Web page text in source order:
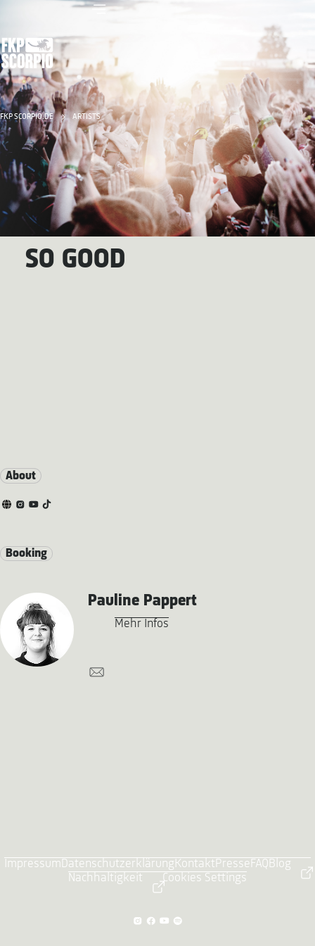
FKP SCORPIO.DE ARTISTS
SO GOOD
About
Booking
Pauline Pappert
Mehr Infos
ImpressumDatenschutzerklärungKontaktPresse FAQBlog
Nachhaltigkeit
Cookies Settings